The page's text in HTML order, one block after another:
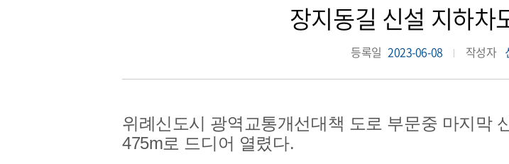
장지동길 신설 지하차
등록일 2023-06-08 작성자
위례신도시 광역교통개선대책 도로 부문중 마지막
475m로 드디어 열렸다.